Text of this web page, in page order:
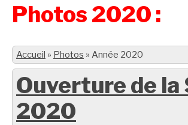
Photos 2020 :
Accueil » Photos » Année 2020
Ouverture de la
2020